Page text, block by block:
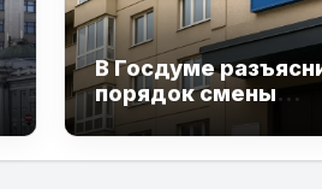
В Госдуме
порядок смены
управляющей
в 2026 году